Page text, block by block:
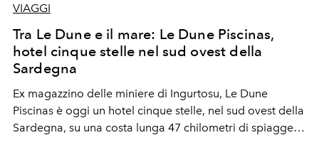
VIAGGI
Tra Le Dune e il mare: Le Dune Piscinas,
hotel cinque stelle nel sud ovest della
Sardegna
Ex magazzino delle miniere di Ingurtosu, Le Dune
Piscinas è oggi un hotel cinque stelle, nel sud ovest della
Sardegna, su una costa lunga 47 chilometri di spiagge e